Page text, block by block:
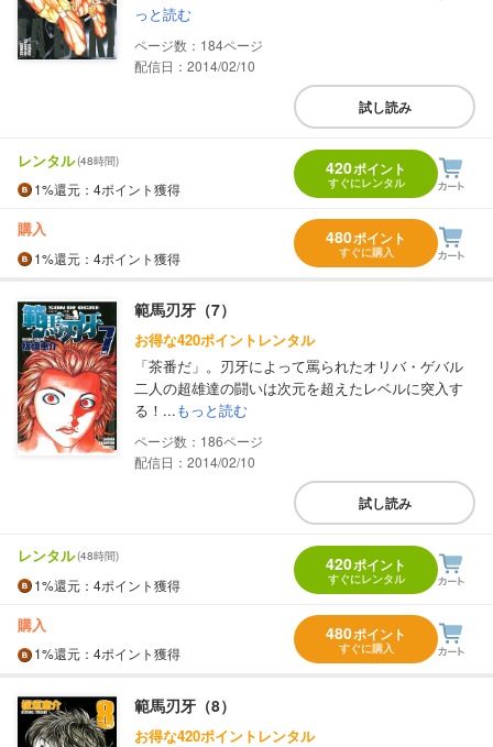
っと読む
184
配信日：2014/02/10
試し読み
レンタル(48時間)
1%還元 ：4ポイント獲得
420ポイント
すぐにレンタル
購入
1%還元 ：4ポイント獲得
480ポイント
すぐに購入
範馬刃牙（7）
お得な420ポイントレンタル
「茶番だ」。刃牙によって罵られたオリバ・ゲバル
二人の超雄達の闘いは次元を超えたレベルに突入す
る！...もっと読む
186
配信日：2014/02/10
試し読み
レンタル(48時間)
1%還元 ：4ポイント獲得
420ポイント
すぐにレンタル
購入
1%還元 ：4ポイント獲得
480ポイント
すぐに購入
範馬刃牙（8）
お得な420ポイントレンタル